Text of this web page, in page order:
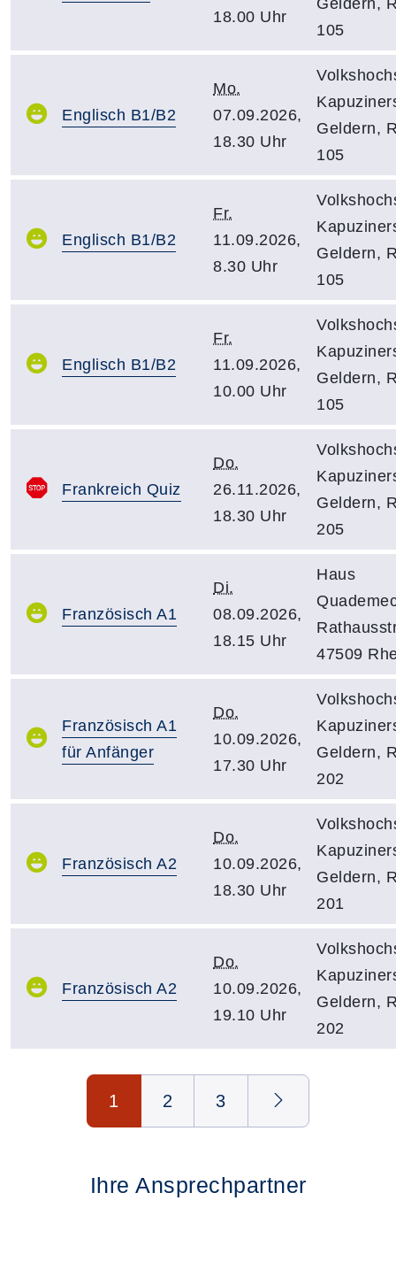
18.00 Uhr
105
Englisch B1/B2
Mo.
07.09.2026,
18.30 Uhr
Geldern,
105
Englisch B1/B2
Fr.
11.09.2026,
8.30 Uhr
Geldern,
105
Englisch B1/B2
Fr.
11.09.2026,
10.00 Uhr
Geldern,
105
Frankreich Quiz
Do.
26.11.2026,
18.30 Uhr
Geldern,
205
Französisch A1
Di.
08.09.2026,
18.15 Uhr
Haus
47509
Französisch A1
für Anfänger
Do.
10.09.2026,
17.30 Uhr
Geldern,
202
Französisch A2
Do.
10.09.2026,
18.30 Uhr
Geldern,
201
Französisch A2
Do.
10.09.2026,
19.10 Uhr
Geldern,
202
Seite 1 von 3
1 2 3
Ihre Ansprechpartner